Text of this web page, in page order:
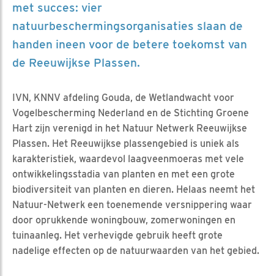
met succes: vier
natuurbeschermingsorganisaties slaan de
handen ineen voor de betere toekomst van
de Reeuwijkse Plassen.
IVN, KNNV afdeling Gouda, de Wetlandwacht voor
Vogelbescherming Nederland en de Stichting Groene
Hart zijn verenigd in het Natuur Netwerk Reeuwijkse
Plassen. Het Reeuwijkse plassengebied is uniek als
karakteristiek, waardevol laagveenmoeras met vele
ontwikkelingsstadia van planten en met een grote
biodiversiteit van planten en dieren. Helaas neemt het
Natuur-Netwerk een toenemende versnippering waar
door oprukkende woningbouw, zomerwoningen en
tuinaanleg. Het verhevigde gebruik heeft grote
nadelige effecten op de natuurwaarden van het gebied.